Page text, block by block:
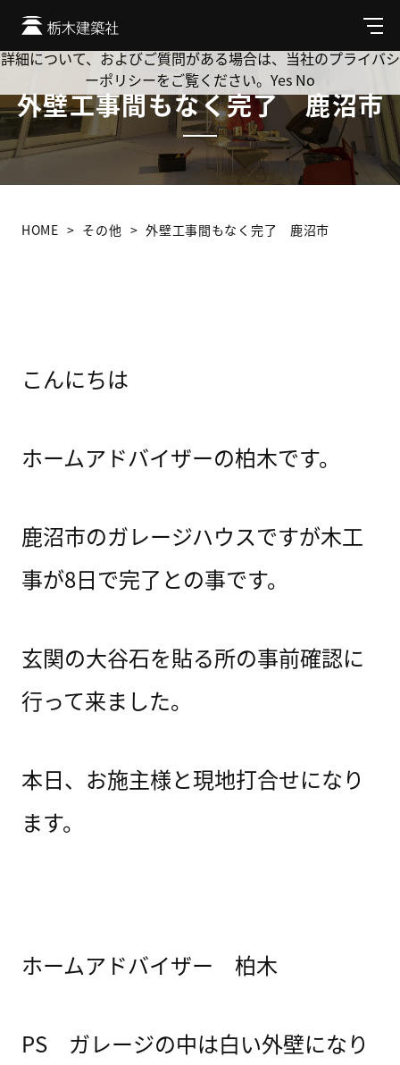
メ
ニ
ュ
外壁工事間もなく完了 鹿沼市
HOME その他 外壁工事間もなく完了 鹿沼市
こんにちは
ホームアドバイザーの柏木です。
鹿沼市のガレージハウスですが木工
事が8日で完了との事です。
玄関の大谷石を貼る所の事前確認に
行って来ました。
本日、お施主様と現地打合せになり
ます。
ホームアドバイザー 柏木
PS ガレージの中は白い外壁になり
Cookie を使用して、お客様の活動を追跡してもよろしいです
か? 当社ではお客様のプライバシーを極めて重視しています。
詳細について、およびご質問がある場合は、当社のプライバシ
ーポリシーをご覧ください。 Yes No